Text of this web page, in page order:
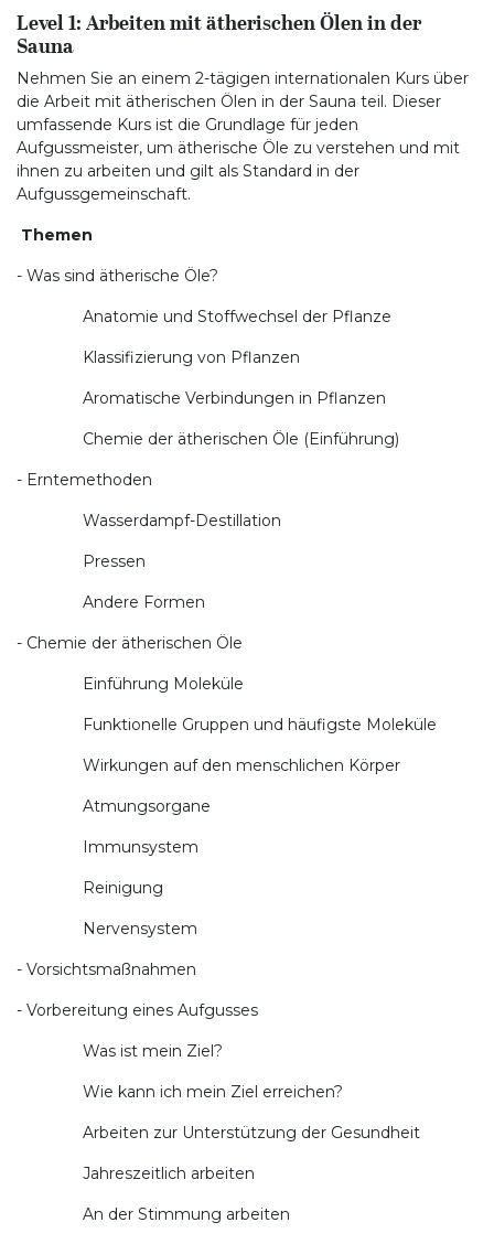
Level 1: Arbeiten mit ätherischen Ölen in der
Sauna
Nehmen Sie an einem 2-tägigen internationalen Kurs über
die Arbeit mit ätherischen Ölen in der Sauna teil. Dieser
umfassende Kurs ist die Grundlage für jeden
Aufgussmeister, um ätherische Öle zu verstehen und mit
ihnen zu arbeiten und gilt als Standard in der
Aufgussgemeinschaft.
Themen
- Was sind ätherische Öle?
Anatomie und Stoffwechsel der Pflanze
Klassifizierung von Pflanzen
Aromatische Verbindungen in Pflanzen
Chemie der ätherischen Öle (Einführung)
- Erntemethoden
Wasserdampf-Destillation
Pressen
Andere Formen
- Chemie der ätherischen Öle
Einführung Moleküle
Funktionelle Gruppen und häufigste Moleküle
Wirkungen auf den menschlichen Körper
Atmungsorgane
Immunsystem
Reinigung
Nervensystem
- Vorsichtsmaßnahmen
- Vorbereitung eines Aufgusses
Was ist mein Ziel?
Wie kann ich mein Ziel erreichen?
Arbeiten zur Unterstützung der Gesundheit
Jahreszeitlich arbeiten
An der Stimmung arbeiten